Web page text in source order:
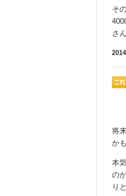
そ
さ
将
か
本
の
り